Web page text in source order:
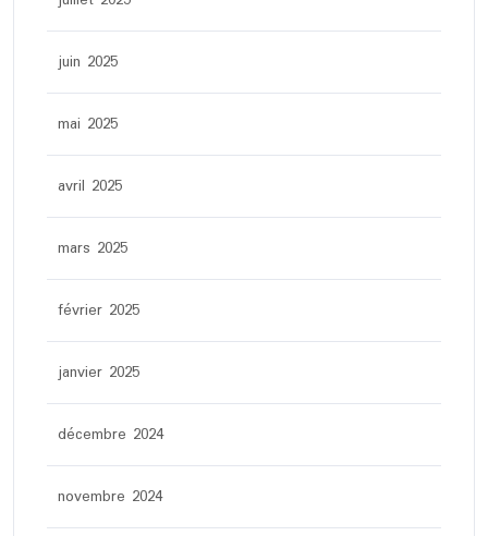
juin 2025
mai 2025
avril 2025
mars 2025
février 2025
janvier 2025
décembre 2024
novembre 2024